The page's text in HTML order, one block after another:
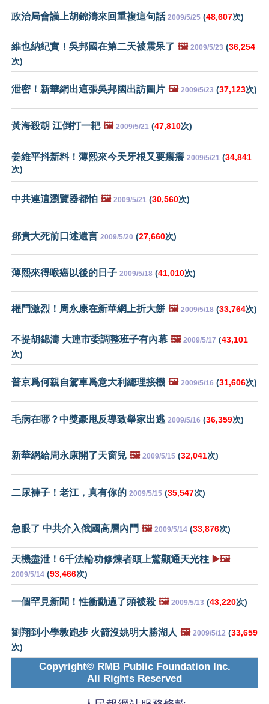
政治局會議上胡錦濤來回重複這句話 2009/5/25 (48,607次)
維也納紀實！吳邦國在第二天被震呆了 🖼️ 2009/5/23 (36,254
次)
泄密！新華網出這張吳邦國出訪圖片 🖼️ 2009/5/23 (37,123次)
黃海殺胡 江倒打一耙 🖼️ 2009/5/21 (47,810次)
姜維平抖新料！薄熙來今天牙根又要癢癢 2009/5/21 (34,841
次)
中共連這瀏覽器都怕 🖼️ 2009/5/21 (30,560次)
鄧貴大死前口述遺言 2009/5/20 (27,660次)
薄熙來得喉癌以後的日子 2009/5/18 (41,010次)
權鬥激烈！周永康在新華網上折大餅 🖼️ 2009/5/18 (33,764次)
不提胡錦濤 大連市委調整班子有內幕 🖼️ 2009/5/17 (43,101
次)
普京爲何親自駕車爲意大利總理接機 🖼️ 2009/5/16 (31,606次)
毛病在哪？中獎豪甩反導致舉家出逃 2009/5/16 (36,359次)
新華網給周永康開了天窗兒 🖼️ 2009/5/15 (32,041次)
二尿褲子！老江，真有你的 2009/5/15 (35,547次)
急眼了 中共介入俄國高層內鬥 🖼️ 2009/5/14 (33,876次)
天機盡泄！6千法輪功修煉者頭上驚顯通天光柱 ▶️🖼️
2009/5/14 (93,466次)
一個罕見新聞！性衝動過了頭被殺 🖼️ 2009/5/13 (43,220次)
劉翔到小學教跑步 火箭沒姚明大勝湖人 🖼️ 2009/5/12 (33,659
次)
Copyright© RMB Public Foundation Inc.
All Rights Reserved